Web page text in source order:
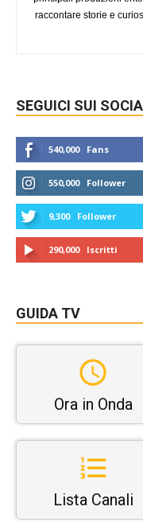
raccontare storie e
SEGUICI SUI
540,000 Fans
550,000 Follower
9,300 Follower
290,000 Iscritti
GUIDA TV
Ora in Onda
Lista Canali